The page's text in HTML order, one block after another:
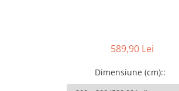
589,90 Lei
Dimensiune (cm)::